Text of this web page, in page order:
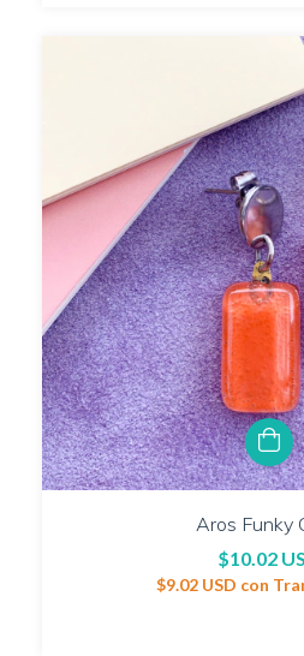
Aros Funky
$10.02
$9.02 USD con